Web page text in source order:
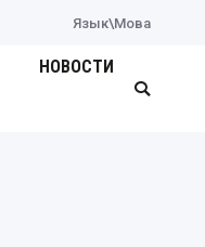
Язык\Мова
НОВОСТИ
Поиск: